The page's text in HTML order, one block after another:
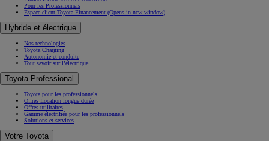
Pour les Professionnels
Espace client Toyota Financement (Opens in new window)
Hybride et électrique
Nos technologies
Toyota Charging
Autonomie et conduite
Tout savoir sur l’électrique
Toyota Professional
Toyota pour les professionnels
Offres Location longue durée
Offres utilitaires
Gamme électrifiée pour les professionnels
Solutions et services
Votre Toyota